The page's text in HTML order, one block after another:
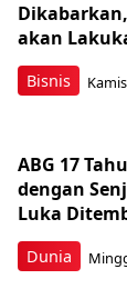
Bisnis
akan
Dunia
ABG 17
dengan
Luka